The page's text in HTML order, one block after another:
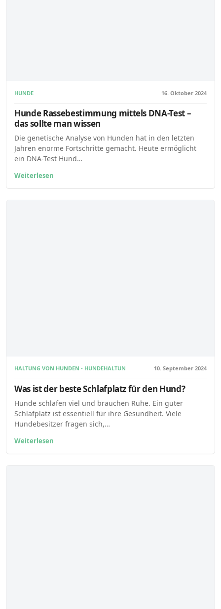
HUNDE 16. Oktober 2024
Hunde Rassebestimmung mittels DNA-Test –
das sollte man wissen
Die genetische Analyse von Hunden hat in den letzten
Jahren enorme Fortschritte gemacht. Heute ermöglicht
ein DNA-Test Hund…
Weiterlesen
HALTUNG VON HUNDEN - HUNDEHALTUNG 10. September 2024
Was ist der beste Schlafplatz für den Hund?
Hunde schlafen viel und brauchen Ruhe. Ein guter
Schlafplatz ist essentiell für ihre Gesundheit. Viele
Hundebesitzer fragen sich,…
Weiterlesen